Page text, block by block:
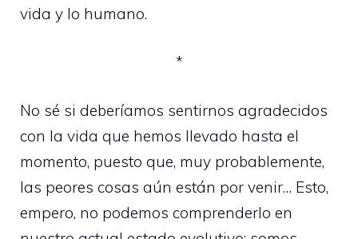
vida y lo humano.
*
No sé si deberíamos sentirnos agradecidos
con la vida que hemos llevado hasta el
momento, puesto que, muy probablemente,
las peores cosas aún están por venir… Esto,
empero, no podemos comprenderlo en